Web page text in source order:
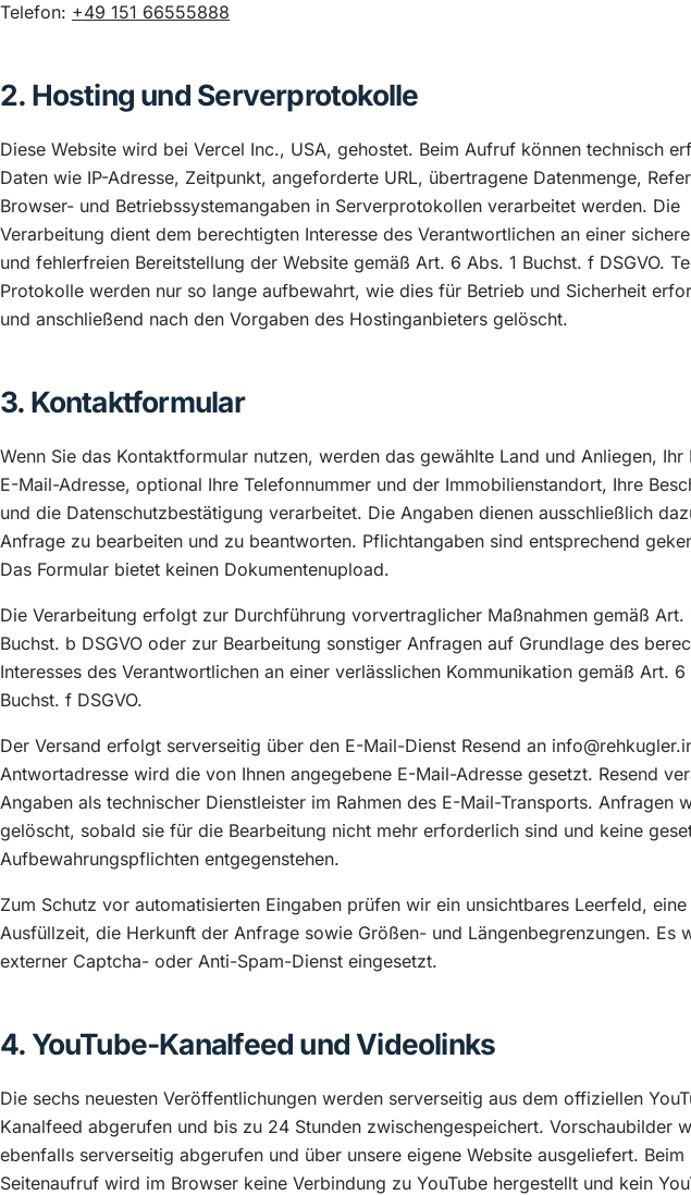
Telefon: +49 151 66555888
2. Hosting und Serverprotokolle
Diese Website wird bei Vercel Inc., USA, gehostet. Beim Aufruf können technisch
Daten wie IP-Adresse, Zeitpunkt, angeforderte URL, übertragene Datenmenge,
Browser- und Betriebssystemangaben in Serverprotokollen verarbeitet werden. Die
Verarbeitung dient dem berechtigten Interesse des Verantwortlichen an einer
und fehlerfreien Bereitstellung der Website gemäß Art. 6 Abs. 1 Buchst. f DSGVO.
Protokolle werden nur so lange aufbewahrt, wie dies für Betrieb und Sicherheit
und anschließend nach den Vorgaben des Hostinganbieters gelöscht.
3. Kontaktformular
Wenn Sie das Kontaktformular nutzen, werden das gewählte Land und Anliegen, Ihr
E-Mail-Adresse, optional Ihre Telefonnummer und der Immobilienstandort, Ihre
und die Datenschutzbestätigung verarbeitet. Die Angaben dienen ausschließlich
Anfrage zu bearbeiten und zu beantworten. Pflichtangaben sind entsprechend
Das Formular bietet keinen Dokumentenupload.
Die Verarbeitung erfolgt zur Durchführung vorvertraglicher Maßnahmen gemäß Art.
Buchst. b DSGVO oder zur Bearbeitung sonstiger Anfragen auf Grundlage des
Interesses des Verantwortlichen an einer verlässlichen Kommunikation gemäß Art. 6
Buchst. f DSGVO.
Der Versand erfolgt serverseitig über den E-Mail-Dienst Resend an
Antwortadresse wird die von Ihnen angegebene E-Mail-Adresse gesetzt. Resend
Angaben als technischer Dienstleister im Rahmen des E-Mail-Transports. Anfragen
gelöscht, sobald sie für die Bearbeitung nicht mehr erforderlich sind und keine
Aufbewahrungspflichten entgegenstehen.
Zum Schutz vor automatisierten Eingaben prüfen wir ein unsichtbares Leerfeld,
Ausfüllzeit, die Herkunft der Anfrage sowie Größen- und Längenbegrenzungen. Es
externer Captcha- oder Anti-Spam-Dienst eingesetzt.
4. YouTube-Kanalfeed und Videolinks
Die sechs neuesten Veröffentlichungen werden serverseitig aus dem offiziellen
Kanalfeed abgerufen und bis zu 24 Stunden zwischengespeichert. Vorschaubilder
ebenfalls serverseitig abgerufen und über unsere eigene Website ausgeliefert. Beim
Seitenaufruf wird im Browser keine Verbindung zu YouTube hergestellt und kein